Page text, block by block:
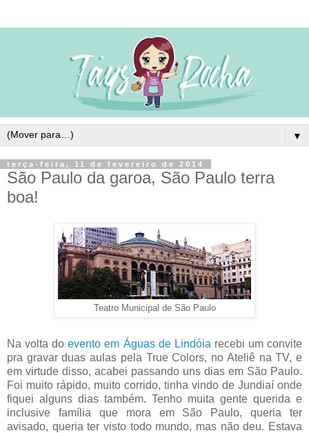
▼
terça-feira, 11 de fevereiro de 2014
São Paulo da garoa, São Paulo terra
boa!
Teatro Municipal de São Paulo
Na volta doevento em Águas de Lindóia recebi um convite
pra gravar duas aulas pela True Colors, no Ateliê na TV, e
em virtude disso, acabei passando uns dias em São Paulo.
Foi muito rápido, muito corrido, tinha vindo de Jundiaí onde
fiquei alguns dias também. Tenho muita gente querida e
inclusive família que mora em São Paulo, queria ter
avisado, queria ter visto todo mundo, mas não deu. Estava